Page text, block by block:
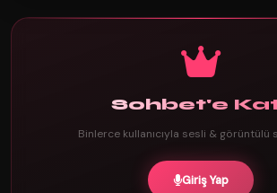
Sohbet'e
Binlerce kullanıcıyla sesli & görüntülü
Giriş Yap